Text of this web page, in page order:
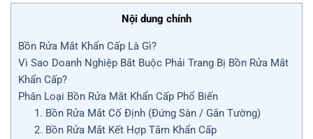
Nội dung chính
Bồn Rửa Mắt Khẩn Cấp Là Gì?
Vì Sao Doanh Nghiệp Bắt Buộc Phải Trang Bị Bồn Rửa Mắt
Khẩn Cấp?
Phân Loại Bồn Rửa Mắt Khẩn Cấp Phổ Biến
1. Bồn Rửa Mắt Cố Định (Đứng Sàn / Gắn Tường)
2. Bồn Rửa Mắt Kết Hợp Tắm Khẩn Cấp